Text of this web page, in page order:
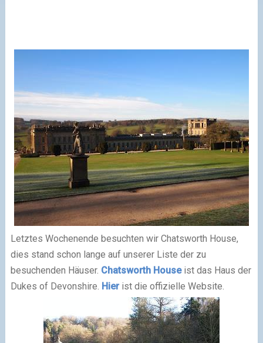
Letztes Wochenende besuchten wir Chatsworth House,
dies stand schon lange auf unserer Liste der zu
besuchenden Häuser. Chatsworth Houseist das Haus der
Dukes of Devonshire. Hierist die offizielle Website.